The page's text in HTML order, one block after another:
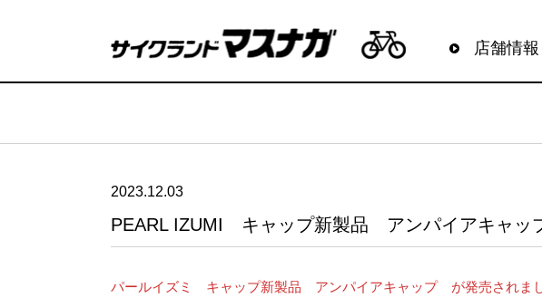
店舗情報
2023.12.03
PEARL IZUMI キャップ新製品 アンパイアキャッ
パールイズミ キャップ新製品 アンパイアキャップ が発売されま